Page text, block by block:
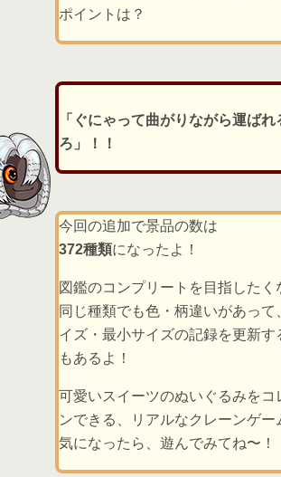
ポイントは？
「ぐにゃって曲がりながら運ばれ
ろ」！！
今回の追加で景品の数は
372種類になったよ！
図鑑のコンプリートを目指したく
同じ種類でも色・柄違いがあって
イズ・最小サイズの記録を更新す
もあるよ！
可愛いスイーツのぬいぐるみをコ
ンできる、リアルなクレーンゲー
気になったら、遊んでみてね〜！